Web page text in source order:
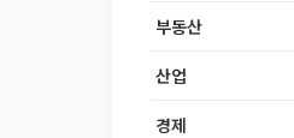
부동산
산업
경제